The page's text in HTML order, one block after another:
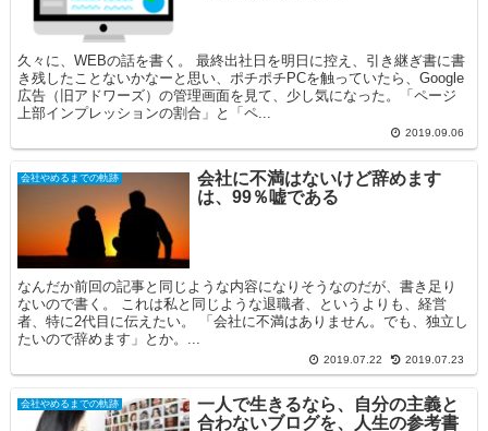
久々に、WEBの話を書く。 最終出社日を明日に控え、引き継ぎ書に書
き残したことないかなーと思い、ポチポチPCを触っていたら、Google
広告（旧アドワーズ）の管理画面を見て、少し気になった。「ページ
上部インプレッションの割合」と「ペ...
2019.09.06
会社やめるまでの軌跡
会社に不満はないけど辞めます
は、99％嘘である
なんだか前回の記事と同じような内容になりそうなのだが、書き足り
ないので書く。 これは私と同じような退職者、というよりも、経営
者、特に2代目に伝えたい。 「会社に不満はありません。でも、独立し
たいので辞めます」とか。...
2019.07.22 2019.07.23
会社やめるまでの軌跡
一人で生きるなら、自分の主義と
合わないブログを、人生の参考書